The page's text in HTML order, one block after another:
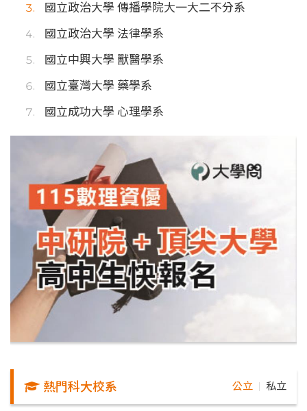
國立政治大學 傳播學院大一大二不分系
國立政治大學 法律學系
國立中興大學 獸醫學系
國立臺灣大學 藥學系
國立成功大學 心理學系
熱門科大校系 公立 私立